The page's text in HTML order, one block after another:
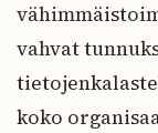
vahvat
koko